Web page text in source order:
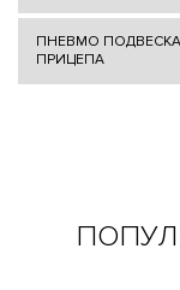
ПНЕВМО ПОДВЕСКА
ПРИЦЕПА